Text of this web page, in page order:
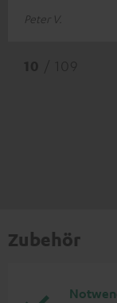
Peter V.
Zubehör